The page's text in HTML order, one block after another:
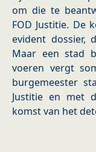
om die te
FOD Justitie. De
evident dossier,
Maar een stad
voeren vergt
burgemeester
Justitie en met
komst van het